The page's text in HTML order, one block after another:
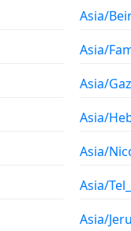
Asia/
Asia/
Asia/
Asia/
Asia/
Asia/
Asia/